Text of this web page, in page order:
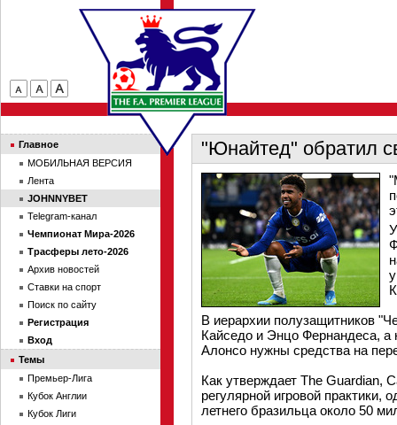
"Юнайтед" обратил
В иерархии полузащитников
Кайседо и Энцо Фернандеса, а
Алонсо нужны средства на
Как утверждает The Guardian,
регулярной игровой практики,
летнего бразильца около 50
Главное
МОБИЛЬНАЯ ВЕРСИЯ
Лента
JOHNNYBET
Telegram-канал
Чемпионат Мира-2026
Трасферы лето-2026
Архив новостей
Ставки на спорт
Поиск по сайту
Регистрация
Вход
Темы
Премьер-Лига
Кубок Англии
Кубок Лиги